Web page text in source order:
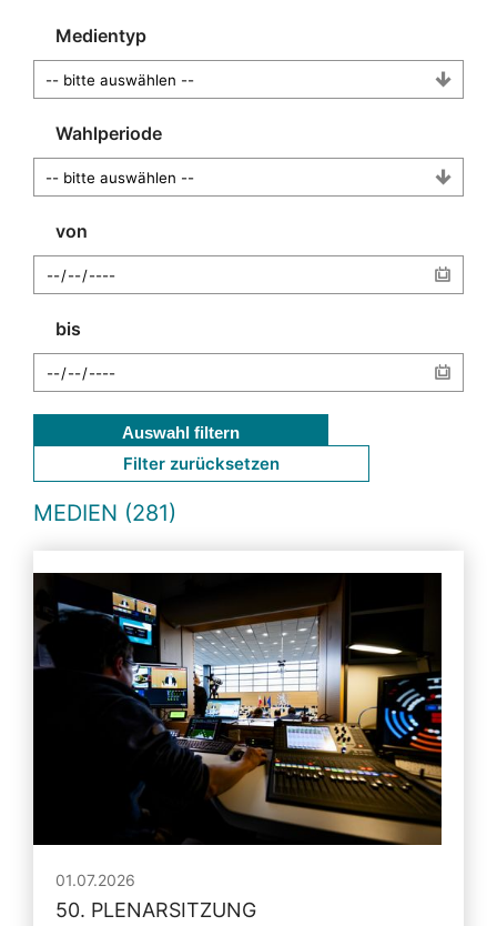
Medientyp
Wahlperiode
von
bis
Auswahl filtern
Filter zurücksetzen
MEDIEN (281)
01.07.2026
50. PLENARSITZUNG